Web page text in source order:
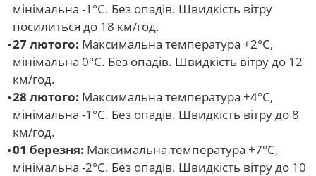
мінімальна -1°С. Без опадів. Швидкість вітру
посилиться до 18 км/год.
27 лютого: Максимальна температура +2°С,
мінімальна 0°С. Без опадів. Швидкість вітру до 12
км/год.
28 лютого: Максимальна температура +4°С,
мінімальна -1°С. Без опадів. Швидкість вітру до 8
км/год.
01 березня: Максимальна температура +7°С,
мінімальна -2°С. Без опадів. Швидкість вітру до 10